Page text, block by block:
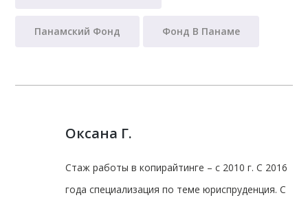
Панамский Фонд Фонд В Панаме
Оксана Г.
Стаж работы в копирайтинге – с 2010 г. С 2016
года специализация по теме юриспруденция. С